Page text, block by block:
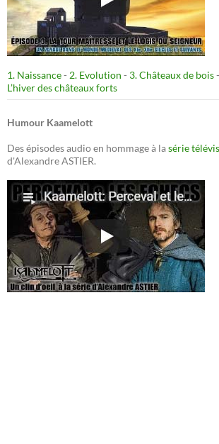
1. Naissance- 2. Evolution - 3. Châteaux de bois-
L’hiver des châteaux forts
Humour Kaamelott
Des épisodes audio en hommage à lasérie
d'Alexandre ASTIER.